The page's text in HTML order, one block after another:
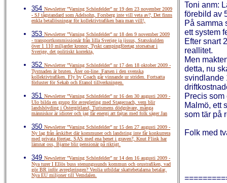
354 Newsletter ”Varning Schönfelder” nr 19 den 23 november 2009
- SJ tågstandard som Adelsohn, Forsberg inte vill veta av?, Det finns
enkla betallösningar för kollektivtrafiken bara man vill!,
353 Newsletter ”Varning Schönfelder” nr 18 den 9 november 2009
- transportkommissionär från lilla Sverige ja jissus, Statsskulden
över 1 110 miljarder kronor, Tyskt campingföretag storsatsar i
Sverige, det politiskt korrekta,
352 Newsletter ”Varning Schönfelder” nr 17 den 18 oktober 2009 -
Tystnaden är bruten. Åter on-line. Farsen i den svenska
kollektivtrafiken. Fly by Coach går vinnande ur striden. Fortsatta
förluster för Sekab och Etanol tillverkningen.
351 Newsletter ”Varning Schönfelder” nr 16 den 30 augusti 2009 -
Ulo bilda en grupp för avreglering med Stagecoach, vem blir
landshövding i Östergötland, Turismens dödgrävare, många
människor är idioter och jag får energi att fajtas med folk säger Jan
350 Newsletter ”Varning Schönfelder” nr 15 den 27 augusti 2009 -
Ny lag från årskiftet där kommuner och landsting inte får konkurrera
med privata företag, SAS med ena benet i graven?, Knut Flink har
lämnat oss, Bjarne blir pensionär på riktigt.
349 Newsletter ”Varning Schönfelder” nr 14 den 16 augusti 2009 -
Nya turer I Ellös buss stenungssunds kommun och orustrafiken, vad
gör BR inför avregleringen? Veolia utbildar skattebetalarna betalar,
Nya EU miljoner till Vemdalen.
Toni anm:
förebild av
På samma
ett system
Efter snart
reallitet.
Men
detta, nu
svindlande
Precis
Malmö, ett
som tär på
Folk med